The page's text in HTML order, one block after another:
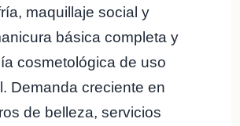
maquillaje social y
básica completa y
cosmetológica de uso
Demanda creciente en
de belleza, servicios